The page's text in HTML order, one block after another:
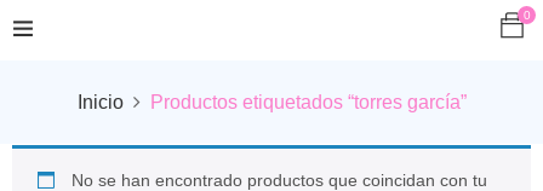
0
Inicio Productos etiquetados “torres garcía”
No se han encontrado productos que coincidan con tu